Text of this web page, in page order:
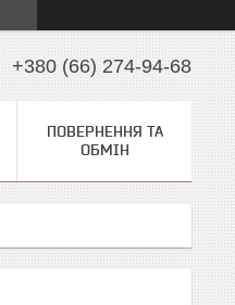
+380 (66) 274-94-68
ПОВЕРНЕННЯ ТА
ОБМІН